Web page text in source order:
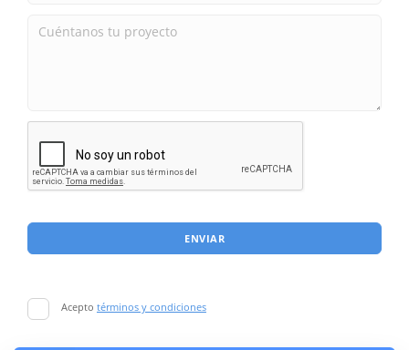
ENVIAR
Acepto términos y condiciones